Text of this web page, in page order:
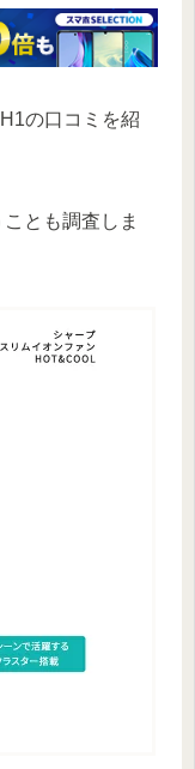
の口コミを紹
とも調査しま